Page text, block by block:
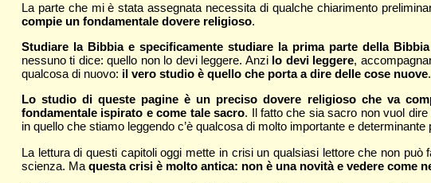
La parte che mi è stata assegnata necessita di qualche chiarimento
compie un fondamentale dovere religioso.
Studiare la Bibbia e specificamente studiare la prima parte della
nessuno ti dice: quello non lo devi leggere. Anzi lo devi leggere,
qualcosa di nuovo: il vero studio è quello che porta a dire delle cose nuove.
Lo studio di queste pagine è un preciso dovere religioso che va
fondamentale ispirato e come tale sacro. Il fatto che sia sacro non vuol
in quello che stiamo leggendo c’è qualcosa di molto importante e
La lettura di questi capitoli oggi mette in crisi un qualsiasi lettore che non
scienza. Ma questa crisi è molto antica: non è una novità e vedere come